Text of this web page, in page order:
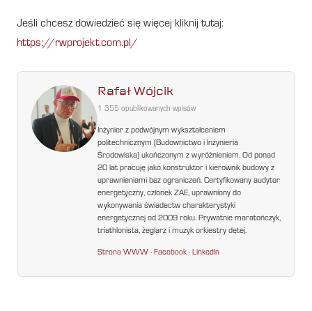
Jeśli chcesz dowiedzieć się więcej kliknij tutaj:
https://rwprojekt.com.pl/
Rafał Wójcik
1 355 opublikowanych wpisów
Inżynier z podwójnym wykształceniem
politechnicznym (Budownictwo i Inżynieria
Środowiska) ukończonym z wyróżnieniem. Od ponad
20 lat pracuję jako konstruktor i kierownik budowy z
uprawnieniami bez ograniczeń. Certyfikowany audytor
energetyczny, członek ZAE, uprawniony do
wykonywania świadectw charakterystyki
energetycznej od 2009 roku. Prywatnie maratończyk,
triathlonista, żeglarz i muzyk orkiestry dętej.
Strona WWW ·Facebook ·LinkedIn